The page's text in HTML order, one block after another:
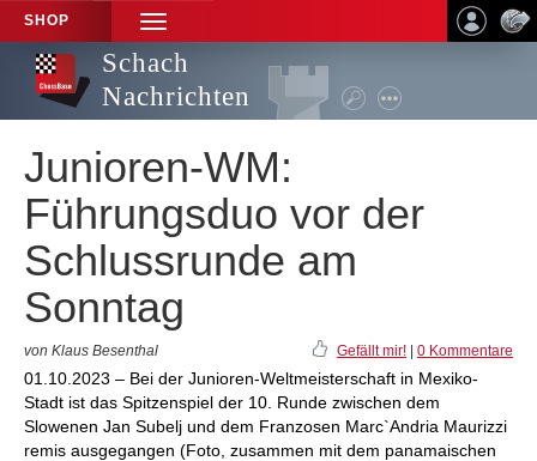
SHOP
TOGGLE
NAVIGATION
Schach
Nachrichten
Junioren-WM:
Führungsduo vor der
Schlussrunde am
Sonntag
von Klaus Besenthal Gefällt mir! 0 Kommentare
01.10.2023 – Bei der Junioren-Weltmeisterschaft in Mexiko-
Stadt ist das Spitzenspiel der 10. Runde zwischen dem
Slowenen Jan Subelj und dem Franzosen Marc`Andria Maurizzi
remis ausgegangen (Foto, zusammen mit dem panamaischen